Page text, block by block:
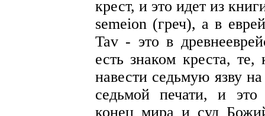
крест, и это идет из
semeion (греч), а в
Tav - это в
есть знаком креста,
навести седьмую язву
седьмой печати, и это
конец мира и суд